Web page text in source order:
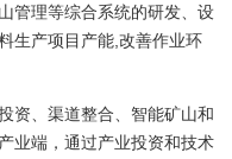
管理等综合系统的研发、设
生产项目产能,改善作业环
资、渠道整合、智能矿山和
业端，通过产业投资和技术